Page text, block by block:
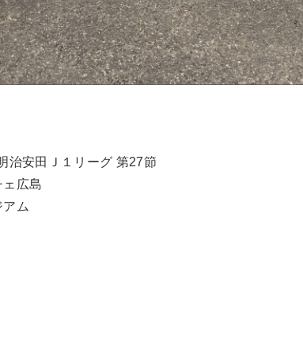
治安田Ｊ１リーグ 第27節
広島
ム